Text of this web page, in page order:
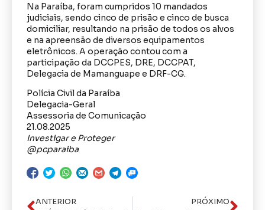
Na Paraíba, foram cumpridos 10 mandados
judiciais, sendo cinco de prisão e cinco de busca
domiciliar, resultando na prisão de todos os alvos
e na apreensão de diversos equipamentos
eletrônicos. A operação contou com a
participação da DCCPES, DRE, DCCPAT,
Delegacia de Mamanguape e DRF-CG.
Polícia Civil da Paraíba
Delegacia-Geral
Assessoria de Comunicação
21.08.2025
Investigar e Proteger
@pcparaiba
ANTERIOR PRÓXIMO